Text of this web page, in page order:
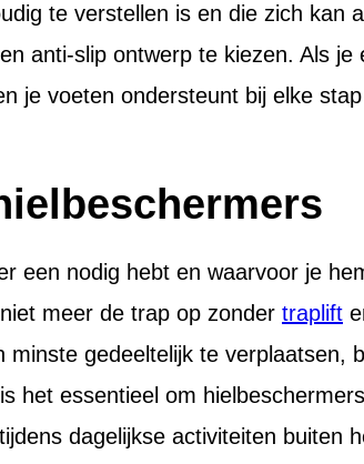
te verstellen is en die zich kan
anti-slip ontwerp te kiezen. Als je
je voeten ondersteunt bij elke
een nodig hebt en waarvoor je
meer de trap op zonder traplift
gedeeltelijk te verplaatsen,
het essentieel om
dagelijkse activiteiten buiten